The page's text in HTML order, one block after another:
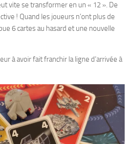
vite se transformer en un « 12 ». De
! Quand les joueurs n’ont plus de
6 cartes au hasard et une nouvelle
à avoir fait franchir la ligne d’arrivée à